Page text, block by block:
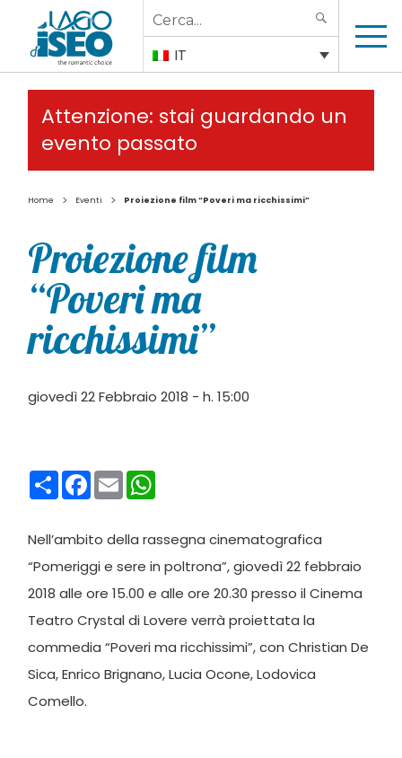
Search
for:
IT
Attenzione: stai guardando un
evento passato
Home > Eventi > Proiezione film “Poveri ma ricchissimi”
Proiezione film
“Poveri ma
ricchissimi”
giovedì 22 Febbraio 2018 - h. 15:00
CondividiFacebook
Email
Nell’ambito della rassegna cinematografica
“Pomeriggi e sere in poltrona”, giovedì 22 febbraio
2018 alle ore 15.00 e alle ore 20.30 presso il Cinema
Teatro Crystal di Lovere verrà proiettata la
commedia “Poveri ma ricchissimi”, con Christian De
Sica, Enrico Brignano, Lucia Ocone, Lodovica
Comello.